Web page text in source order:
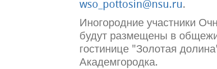
wso_pottosin@nsu.ru.
Иногородние участники
будут размещены в
гостинице "Золотая
Академгородка.